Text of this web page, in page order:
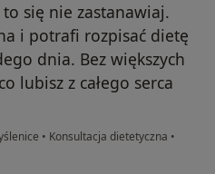
to się nie zastanawiaj.
i potrafi rozpisać dietę
dnia. Bez większych
lubisz z całego serca
• Konsultacja dietetyczna •